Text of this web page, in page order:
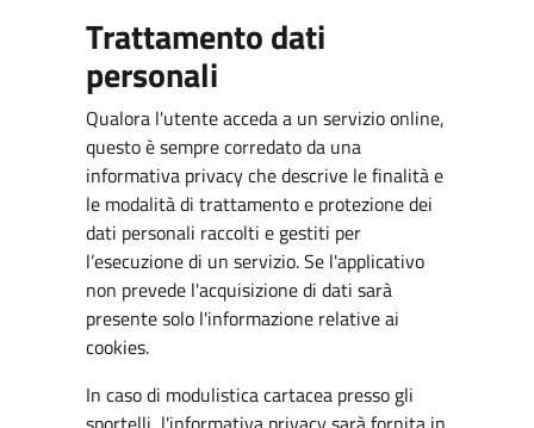
Trattamento dati
personali
Qualora l'utente acceda a un servizio online,
questo è sempre corredato da una
informativa privacy che descrive le finalità e
le modalità di trattamento e protezione dei
dati personali raccolti e gestiti per
l’esecuzione di un servizio. Se l'applicativo
non prevede l'acquisizione di dati sarà
presente solo l'informazione relative ai
cookies.
In caso di modulistica cartacea presso gli